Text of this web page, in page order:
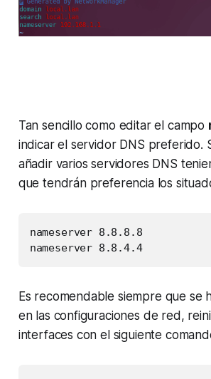
Tan sencillo como editar el campo
indicar el servidor DNS preferido.
añadir varios servidores DNS
que tendrán preferencia los
nameserver 8.8.8.8
nameserver 8.8.4.4
Es recomendable siempre que se
en las configuraciones de red,
interfaces con el siguiente